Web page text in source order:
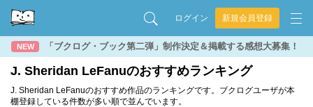
ログイン 新規会員登録
NEW 「ブクログ・ブック第二弾」制作決定＆掲載する感想大募集！
J. Sheridan LeFanuのおすすめランキング
J. Sheridan LeFanuのおすすめ作品のランキングです。ブクログユーザが本
棚登録している件数が多い順で並んでいます。